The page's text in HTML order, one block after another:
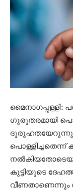
മൈനാഗപ്പള്ളി:
ഗുരുതരമായി
ദുരൂഹതയേറുന്നു.
പൊള്ളിച്ചതെന്ന്
കുട്ടിയുടെ
വീണതാണെന്നും